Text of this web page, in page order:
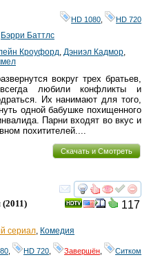
HD 1080 HD 720
Бэрри Баттлс
Кроуфорд, Дэниэл Кадмор,
вокруг трех братьев,
любили конфликты и
Их нанимают для того,
одной бабушке похищенного
Парни входят во вкус и
похитителей....
Скачать и Смотреть
смотреть
117
(2011)
сериал Комедия
HD 720 Завершён Ситком